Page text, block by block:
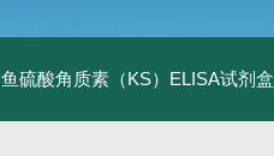
鱼硫酸角质素（KS）ELISA试剂盒